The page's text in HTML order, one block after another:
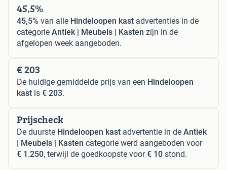
45,5%
45,5% van alle Hindeloopen kast advertenties in de
categorie Antiek | Meubels | Kasten zijn in de
afgelopen week aangeboden.
€ 203
De huidige gemiddelde prijs van een Hindeloopen
kast is € 203.
Prijscheck
De duurste Hindeloopen kast advertentie in de Antiek
| Meubels | Kasten categorie werd aangeboden voor
€ 1.250, terwijl de goedkoopste voor€ 10 stond.